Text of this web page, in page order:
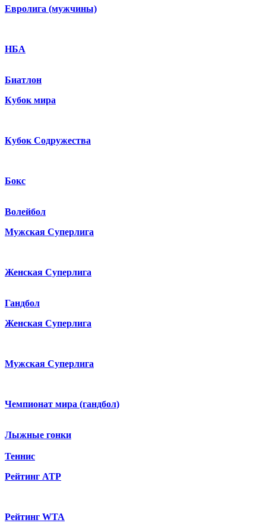
Евролига (мужчины)
НБА
Биатлон
Кубок мира
Кубок Содружества
Бокс
Волейбол
Мужская Суперлига
Женская Суперлига
Гандбол
Женская Суперлига
Мужская Суперлига
Чемпионат мира (гандбол)
Лыжные гонки
Теннис
Рейтинг ATP
Рейтинг WTA